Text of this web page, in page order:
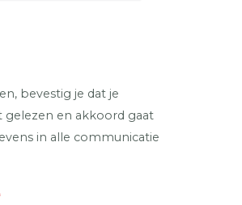
bevestig je dat je
gelezen en akkoord gaat
in alle communicatie